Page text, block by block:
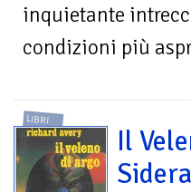
inquietante
condizioni più
LIBRI
Il